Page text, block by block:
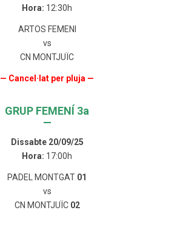
Hora: 12:30h
ARTOS FEMENI
vs
CN MONTJUÏC
— Cancel·lat per pluja —
GRUP FEMENÍ 3a
—
Dissabte 20/09/25
Hora: 17:00h
PADEL MONTGAT 01
vs
CN MONTJUÏC 02